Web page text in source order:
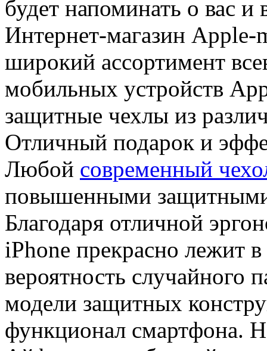
будет напоминать о вас
Интернет-магазин Apple-
широкий ассортимент
мобильных устройств
защитные чехлы из
Отличный подарок и
Любой современный
повышенными защитными
Благодаря отличной
iPhone прекрасно лежит
вероятность случайного
модели защитных
функционал смартфона.